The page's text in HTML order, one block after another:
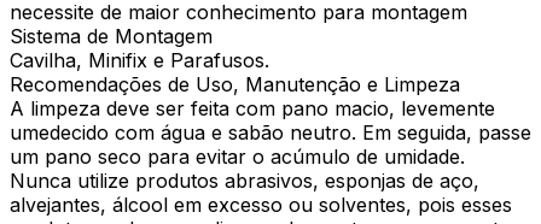
necessite de maior conhecimento para montagem
Sistema de Montagem
Cavilha, Minifix e Parafusos.
Recomendações de Uso, Manutenção e Limpeza
A limpeza deve ser feita com pano macio, levemente
umedecido com água e sabão neutro. Em seguida, passe
um pano seco para evitar o acúmulo de umidade.
Nunca utilize produtos abrasivos, esponjas de aço,
alvejantes, álcool em excesso ou solventes, pois esses